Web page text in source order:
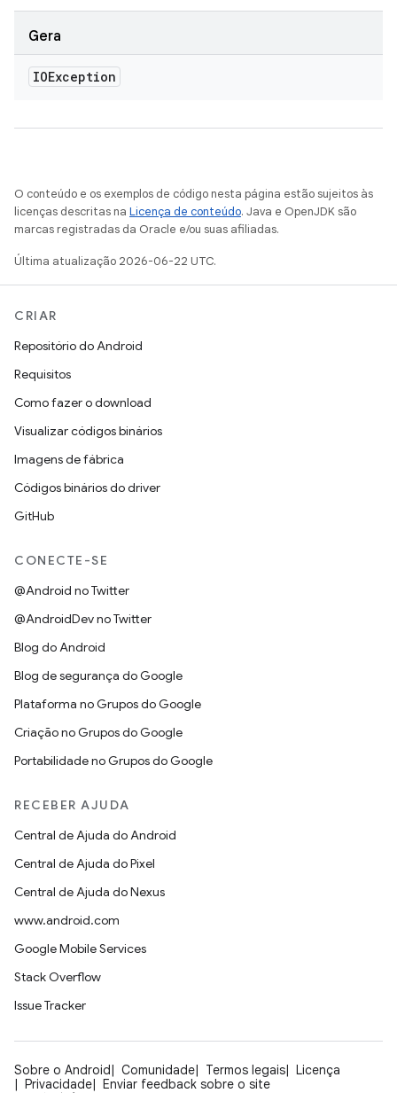
Gera
IOException
O conteúdo e os exemplos de código nesta página estão sujeitos às
licenças descritas na Licença de conteúdo. Java e OpenJDK são
marcas registradas da Oracle e/ou suas afiliadas.
Última atualização 2026-06-22 UTC.
CRIAR
Repositório do Android
Requisitos
Como fazer o download
Visualizar códigos binários
Imagens de fábrica
Códigos binários do driver
GitHub
CONECTE-SE
@Android no Twitter
@AndroidDev no Twitter
Blog do Android
Blog de segurança do Google
Plataforma no Grupos do Google
Criação no Grupos do Google
Portabilidade no Grupos do Google
RECEBER AJUDA
Central de Ajuda do Android
Central de Ajuda do Pixel
Central de Ajuda do Nexus
www.android.com
Google Mobile Services
Stack Overflow
Issue Tracker
Sobre o Android Comunidade Termos legais
Licença
Privacidade
Enviar feedback sobre o site